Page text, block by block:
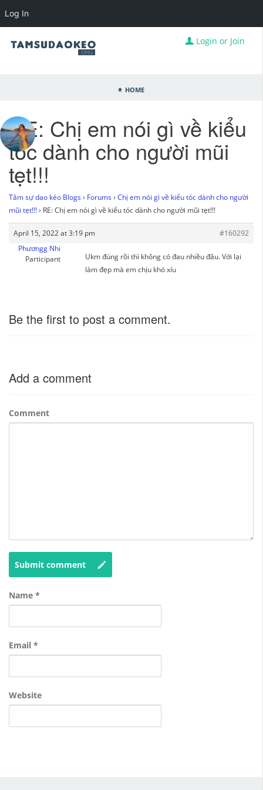
Login or Join
Home
RE: Chị em nói gì về kiểu
tóc dành cho người mũi
tẹt!!!
Tâm sự dao kéo Blogs › Forums › Chị em nói gì về kiểu tóc dành cho người
mũi tẹt!!!› RE: Chị em nói gì về kiểu tóc dành cho người mũi tẹt!!!
April 15, 2022 at 3:19 pm
#160292
Phươngg Nhi
Participant
Ukm đúng rồi thì không có đau nhiều đâu. Với lại
làm đẹp mà em chịu khó xíu
Be the first to post a comment.
Add a comment
Comment
Submit comment
Name *
Email *
Website
Log In